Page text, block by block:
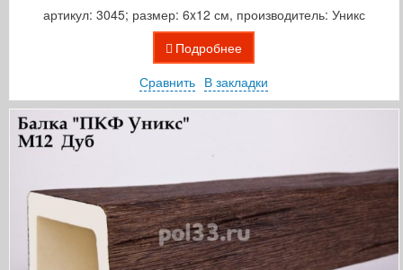
артикул: 3045; размер: 6x12 см, производитель: Уникс
Подробнее
Сравнить В закладки